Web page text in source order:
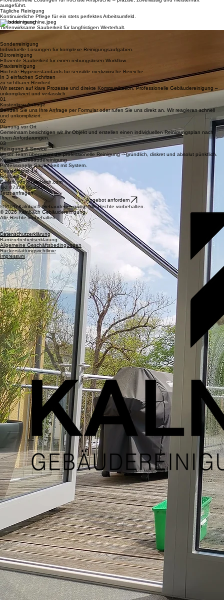
Meisterbetrieb
Individuelle Lösung
Diskreter Service
Schnelle Reaktion
Unsere Leistungen
Professionelle Lösungen für höchste Ansprüche – präzise, zuverlässig und meisterhaft
ausgeführt.
Tägliche Reinigung
Kontinuierliche Pflege für ein stets perfektes Arbeitsumfeld.
Grundreinigung
Tiefenwirksame Sauberkeit für langfristigen Werterhalt.
Glasreinigung
Streifenfreier Glanz und maximale Transparenz für Ihre Fassaden.
Sonderreinigung
Individuelle Lösungen für komplexe Reinigungsaufgaben.
Büroreinigung
Effiziente Sauberkeit für einen reibungslosen Workflow.
Praxisreinigung
Höchste Hygienestandards für sensible medizinische Bereiche.
In 3 einfachen Schritten
zu sichtbarer Reinheit
Wir setzen auf klare Prozesse und direkte Kommunikation. Professionelle Gebäudereinigung –
unkompliziert und verlässlich.
01
Kostenlose Anfrage
Senden Sie uns Ihre Anfrage per Formular oder rufen Sie uns direkt an. Wir reagieren schnell
und unkompliziert.
02
Planung vor Ort
Gemeinsam besichtigen wir Ihr Objekt und erstellen einen individuellen Reinigungsplan nach
Ihren Anforderungen.
03
Reinigung & Service
Unser Team übernimmt die professionelle Reinigung – gründlich, diskret und absolut pünktlich.
Kalnbach Gebäudereinigung
Professionelle Sauberkeit mit System.
Deutschland
Kontakt
E-Mail: info@kalnbach.com
Tel: 07323 95 2004
Jetzt anfragen
Angebot anfordern
© 2026 Kalnbach Gebäudereinigung. Alle Rechte vorbehalten.
© 2026 Kalnbach Gebäudereinigung.
Alle Rechte vorbehalten.
Datenschutzerklärung
Barrierefreiheitserklärung
Allgemeine Geschäftsbedingungen
Rückerstattungsrichtlinie
Impressum